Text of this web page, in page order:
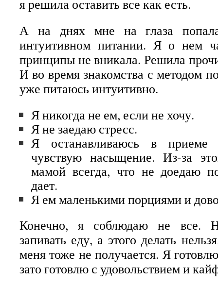
я решила оставить все как есть.
А на днях мне на глаза
интуитивном питании. Я о нем
принципы не вникала. Решила
И во время знакомства с методом
уже питаюсь интуитивно.
Я никогда не ем, если не хочу.
Я не заедаю стресс.
Я останавливаюсь в
чувствую насыщение. Из-за
мамой всегда, что не доедаю
дает.
Я ем маленькими порциями и
Конечно, я соблюдаю не все.
запивать еду, а этого делать
меня тоже не получается. Я
зато готовлю с удовольствием и